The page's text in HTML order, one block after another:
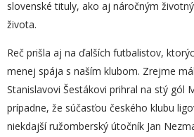
slovenské tituly, ako aj náročným
života.
Reč prišla aj na ďalších futbalistov,
menej spája s naším klubom. Zrejme
Stanislavovi Šestákovi prihral na stý gól
prípadne, že súčasťou českého klubu
niekdajší ružomberský útočník Jan